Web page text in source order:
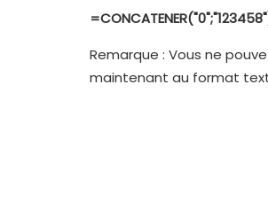
Remarque : Vous ne
maintenant au format